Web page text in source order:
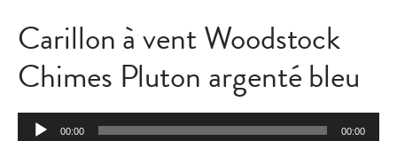
Carillon à vent Woodstock
Chimes Pluton argenté bleu
Lecteur00:00 00:00